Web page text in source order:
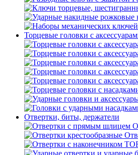
Торцевые головки с
Отвертки, биты, держатели